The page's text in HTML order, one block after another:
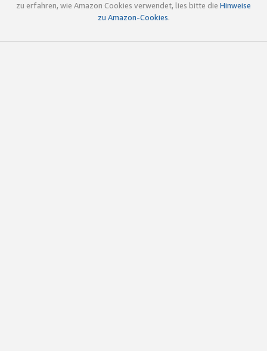
zu erfahren, wie Amazon Cookies verwendet, lies bitte die Hinweise
zu Amazon-Cookies.